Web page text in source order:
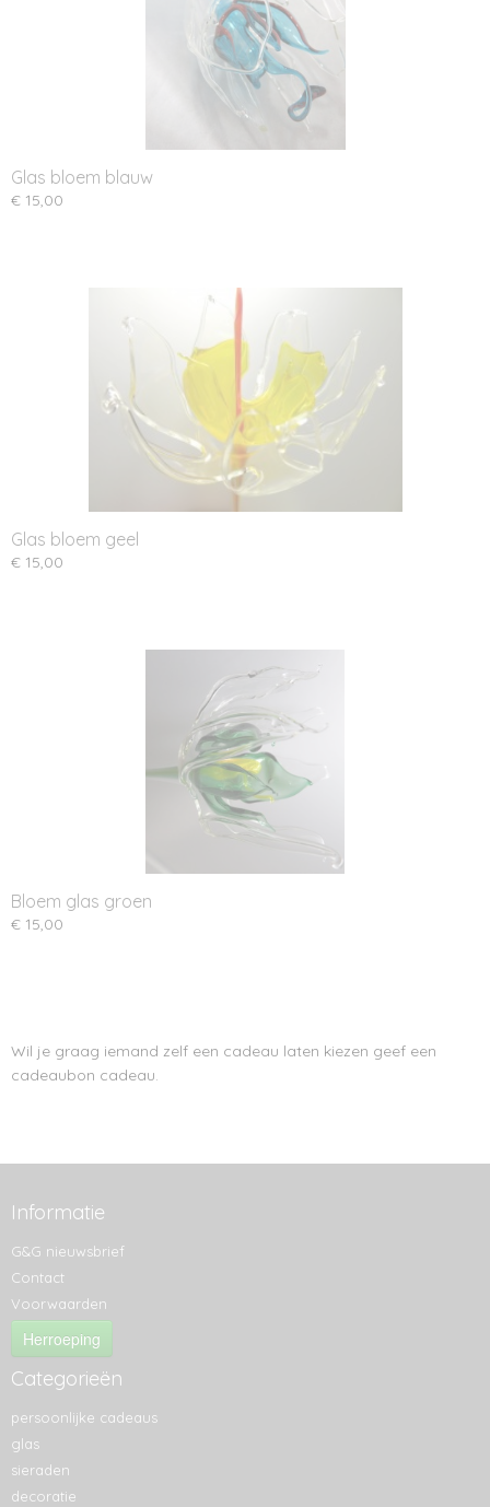
Glas bloem blauw
€ 15,00
Glas bloem geel
€ 15,00
Bloem glas groen
€ 15,00
Wil je graag iemand zelf een cadeau laten kiezen geef een
cadeaubon cadeau.
Informatie
G&G nieuwsbrief
Contact
Voorwaarden
Herroeping
Categorieën
persoonlijke cadeaus
glas
sieraden
decoratie